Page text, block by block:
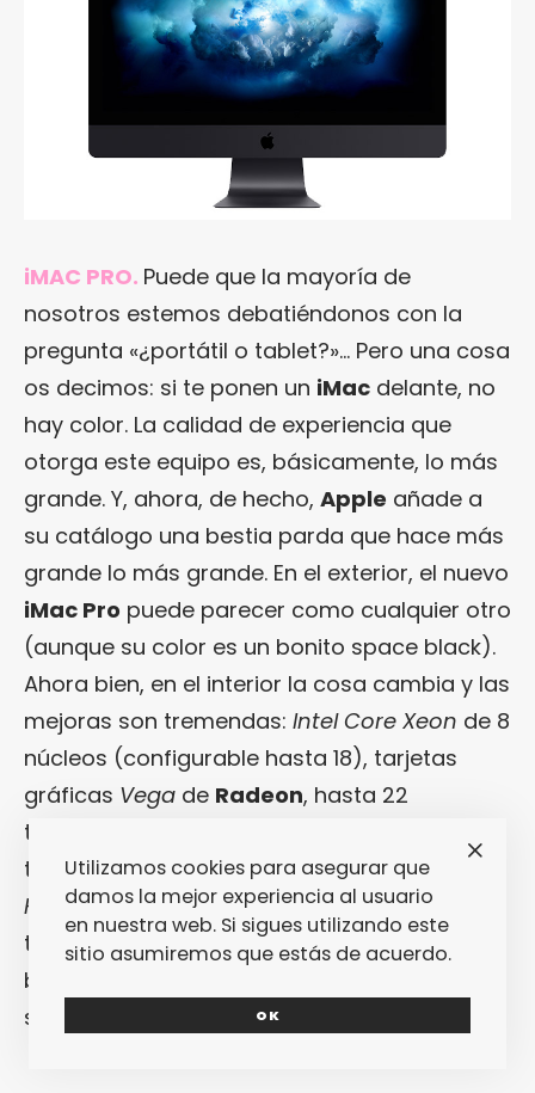
iMAC PRO. Puede que la mayoría de
nosotros estemos debatiéndonos con la
pregunta «¿portátil o tablet?»… Pero una cosa
os decimos: si te ponen un iMac delante, no
hay color. La calidad de experiencia que
otorga este equipo es, básicamente, lo más
grande. Y, ahora, de hecho, Apple añade a
su catálogo una bestia parda que hace más
grande lo más grande. En el exterior, el nuevo
iMac Pro puede parecer como cualquier otro
(aunque su color es un bonito space black).
Ahora bien, en el interior la cosa cambia y las
mejoras son tremendas: Intel Core Xeon de 8
núcleos (configurable hasta 18), tarjetas
gráficas Vega de Radeon, hasta 22
teraflops, 128 ECC de memoria RAM, hasta 4
tbs de almacenamiento SSD, cámara
FaceTime(con resolución de 1080), nuevo
teclado, nuevo ratón… Lo dicho: una nueva
bestia parda (o, más bien, una nueva bestia
space black).
Utilizamos cookies para asegurar que
damos la mejor experiencia al usuario
en nuestra web. Si sigues utilizando este
sitio asumiremos que estás de acuerdo.
OK